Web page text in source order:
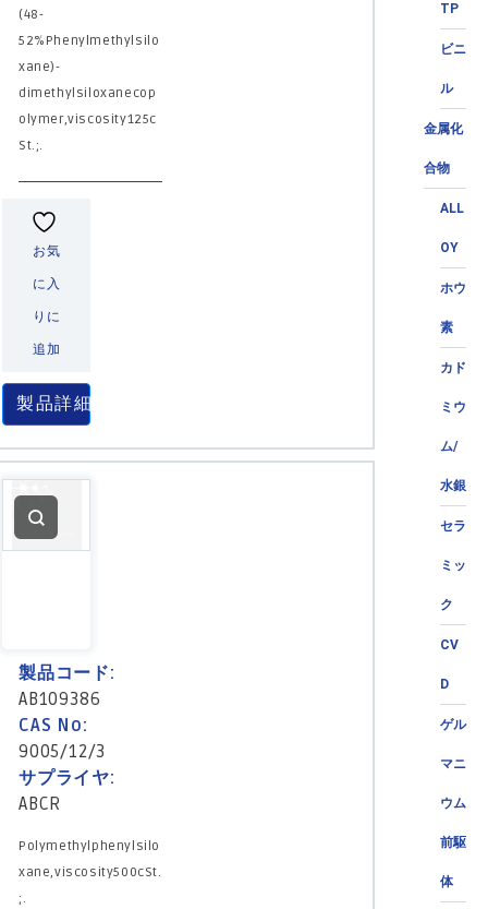
TP
ビニ
ル
金属化
合物
ALL
OY
ホウ
素
カド
ミウ
ム/
水銀
セラ
ミッ
ク
CV
D
ゲル
マニ
ウム
前駆
体
(48-
52%Phenylmethylsilo
xane)-
dimethylsiloxanecop
olymer,viscosity125c
St.;.
お気
に入
りに
追加
製品詳細
製品コード:
AB109386
CAS No:
9005/12/3
サプライヤ:
ABCR
Polymethylphenylsilo
xane,viscosity500cSt.
;.